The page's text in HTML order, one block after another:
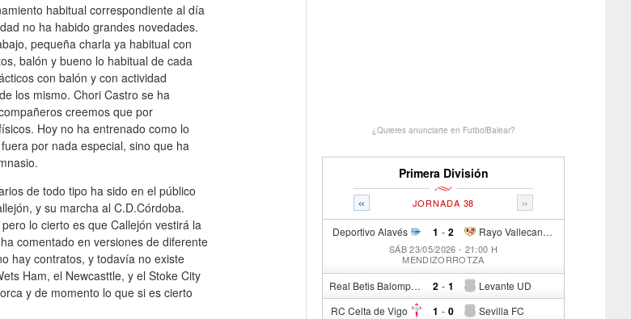
habitual correspondiente al día
no ha habido grandes novedades.
pequeña charla ya habitual con
balón y bueno lo habitual de cada
con balón y con actividad
los mismo. Chori Castro se ha
creemos que por
Hoy no ha entrenado como lo
por nada especial, sino que ha
de todo tipo ha sido en el público
y su marcha al C.D.Córdoba.
lo cierto es que Callejón vestirá la
comentado en versiones de diferente
hay contratos, y todavía no existe
Ham, el Newcasttle, y el Stoke City
y de momento lo que si es cierto
¿Quieres anunciarte en FutbolBalear?
Primera División
« »
JORNADA 38
Deportivo Alavés 1 - Rayo Vallecano de Madrid
2
SÁB 23/05/2026 - 21:00 H
MENDIZORROTZA
Real Betis Balompié 2 - Levante UD
1
RC Celta de Vigo 1 - Sevilla FC
0